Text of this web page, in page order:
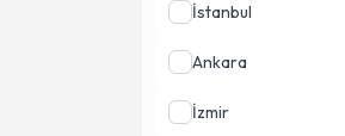
İstanbul
Ankara
İzmir